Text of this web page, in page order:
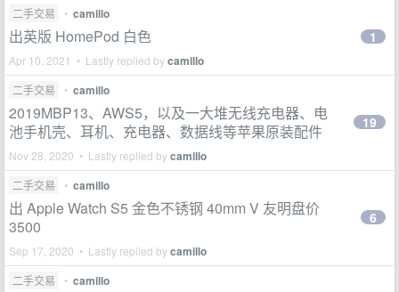
二手交易 • camillo
出英版 HomePod 白色
Apr 10, 2021 • Lastly replied bycamillo
1
二手交易 • camillo
2019MBP13、AWS5，以及一大堆无线充电器、电
池手机壳、耳机、充电器、数据线等苹果原装配件
Nov 28, 2020 • Lastly replied bycamillo
19
二手交易 • camillo
出 Apple Watch S5 金色不锈钢 40mm V 友明盘价
3500
Sep 17, 2020 • Lastly replied bycamillo
6
二手交易 • camillo